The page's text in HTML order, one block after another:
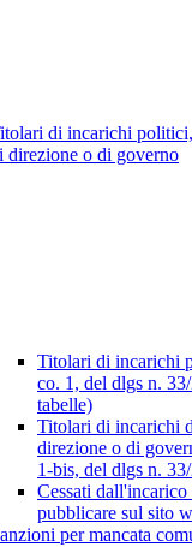
di incarichi
direzione o di governo
Titolari di incarichi
co. 1, del dlgs n.
tabelle)
Titolari di incarichi
direzione o di
1-bis, del dlgs n.
Cessati
pubblicare sul sito
per mancata